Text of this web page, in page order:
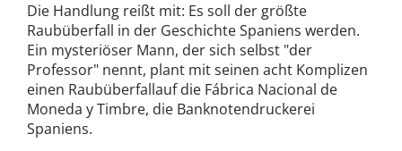
Die Handlung reißt mit: Es soll der größte
Raubüberfall in der Geschichte Spaniens werden.
Ein mysteriöser Mann, der sich selbst "der
Professor" nennt, plant mit seinen acht Komplizen
einen Raubüberfallauf die Fábrica Nacional de
Moneda y Timbre, die Banknotendruckerei
Spaniens.